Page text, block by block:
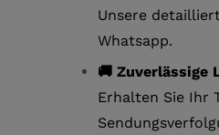
Unsere
Whatsapp.
🚚 Zuverlässige
Erhalten Sie Ihr